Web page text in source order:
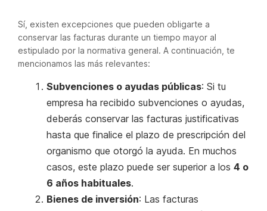
Sí, existen excepciones que pueden obligarte a
conservar las facturas durante un tiempo mayor al
estipulado por la normativa general. A continuación, te
mencionamos las más relevantes:
Subvenciones o ayudas públicas: Si tu
empresa ha recibido subvenciones o ayudas,
deberás conservar las facturas justificativas
hasta que finalice el plazo de prescripción del
organismo que otorgó la ayuda. En muchos
casos, este plazo puede ser superior a los 4 o
6 años habituales.
Bienes de inversión: Las facturas